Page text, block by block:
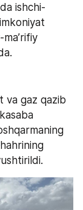
ishchi-
va gaz qazib